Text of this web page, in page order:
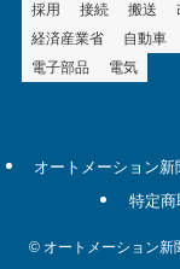
採用
接続 搬送
経済産業省
自動車
電子部品
電気
オートメーション新
特定商
© オートメーション